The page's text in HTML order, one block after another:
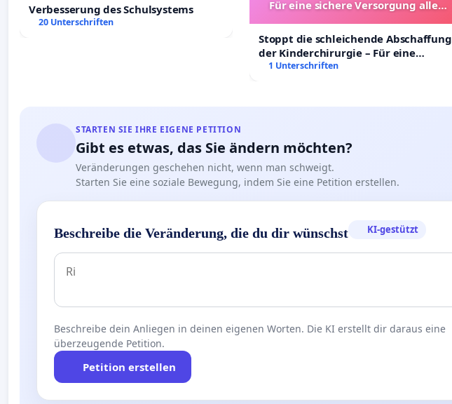
Verbesserung des Schulsystems
20 Unterschriften
Für eine sichere Versorgung aller
Stoppt die schleichende Abschaffung
der Kinderchirurgie – Für eine
sichere Versorgung aller Kinder in
1 Unterschriften
STARTEN SIE IHRE EIGENE PETITION
Gibt es etwas, das Sie ändern möchten?
Veränderungen geschehen nicht, wenn man schweigt.
Starten Sie eine soziale Bewegung, indem Sie eine Petition erstellen.
Beschreibe die Veränderung, die du dir wünschst KI-gestützt
Beschreibe dein Anliegen in deinen eigenen Worten. Die KI erstellt dir daraus eine
überzeugende Petition.
Petition erstellen